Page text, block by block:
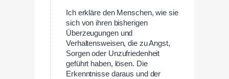
Ich erkläre den Menschen, wie sie
sich von ihren bisherigen
Überzeugungen und
Verhaltensweisen, die zu Angst,
Sorgen oder Unzufriedenheit
geführt haben, lösen. Die
Erkenntnisse daraus und der